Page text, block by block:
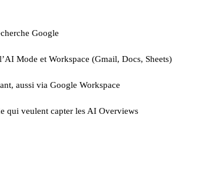
Google
Mode et Workspace (Gmail, Docs, Sheets)
aussi via Google Workspace
qui veulent capter les AI Overviews